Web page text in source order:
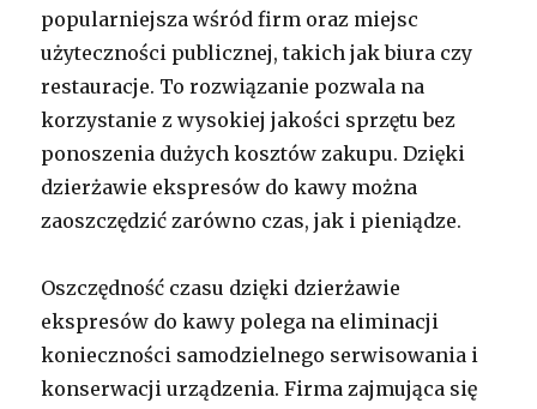
popularniejsza wśród firm oraz miejsc
użyteczności publicznej, takich jak biura czy
restauracje. To rozwiązanie pozwala na
korzystanie z wysokiej jakości sprzętu bez
ponoszenia dużych kosztów zakupu. Dzięki
dzierżawie ekspresów do kawy można
zaoszczędzić zarówno czas, jak i pieniądze.
Oszczędność czasu dzięki dzierżawie
ekspresów do kawy polega na eliminacji
konieczności samodzielnego serwisowania i
konserwacji urządzenia. Firma zajmująca się